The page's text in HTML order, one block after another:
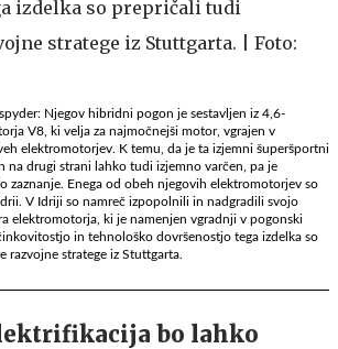
Njegov hibridni pogon je sestavljen iz 4,6-
V8, ki velja za najmočnejši motor, vgrajen v
elektromotorjev. K temu, da je ta izjemni šuperšportni
na drugi strani lahko tudi izjemno varčen, pa je
zaznanje. Enega od obeh njegovih elektromotorjev so
V Idriji so namreč izpopolnili in nadgradili svojo
elektromotorja, ki je namenjen vgradnji v pogonski
in tehnološko dovršenostjo tega izdelka so
razvojne stratege iz Stuttgarta.
bo lahko